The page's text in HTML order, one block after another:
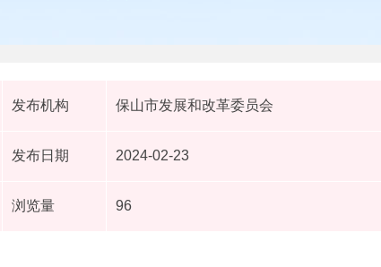
发布机构 保山市发展和改革委员会
发布日期 2024-02-23
浏览量 96